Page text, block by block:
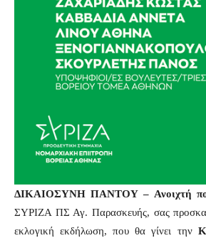
ΔΙΚΑΙΟΣΥΝΗ ΠΑΝΤΟΥ – Ανοιχτή
ΣΥΡΙΖΑ ΠΣ Αγ. Παρασκευής, σας
εκλογική εκδήλωση, που θα γίνει την